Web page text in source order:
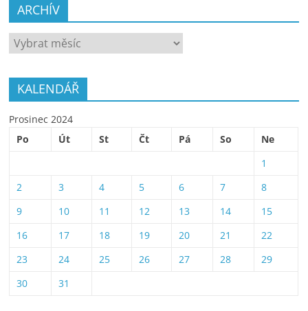
ARCHÍV
ARCHÍV
KALENDÁŘ
Prosinec 2024
Po
Út St Čt Pá So
Ne
1
2
3 4 5 6 7
8
9
10 11 12 13 14
15
16
17 18 19 20 21
22
23
24 25 26 27 28
29
30
31